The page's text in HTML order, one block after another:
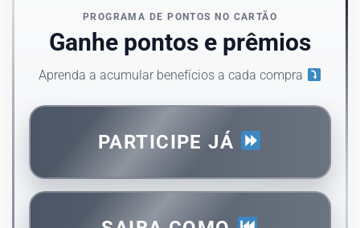
PROGRAMA DE PONTOS NO CARTÃO
Ganhe pontos e prêmios
Aprenda a acumular benefícios a cada compra
PARTICIPE JÁ